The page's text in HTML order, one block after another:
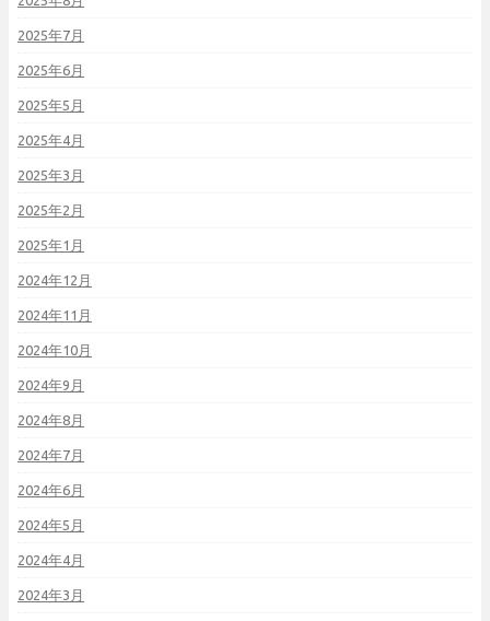
2025年7月
2025年6月
2025年5月
2025年4月
2025年3月
2025年2月
2025年1月
2024年12月
2024年11月
2024年10月
2024年9月
2024年8月
2024年7月
2024年6月
2024年5月
2024年4月
2024年3月